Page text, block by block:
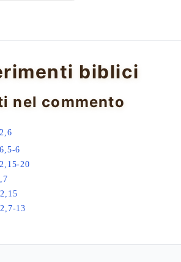
biblici
nel commento
6
20
13